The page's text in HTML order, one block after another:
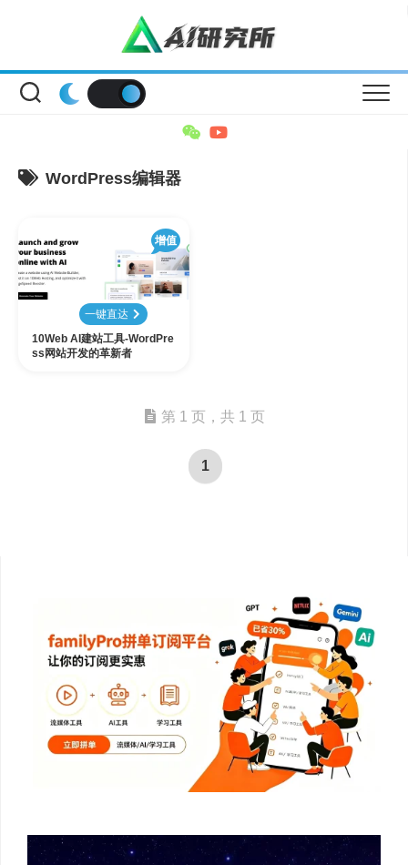
WordPress编辑器
增值
一键直达
10Web AI建站工具-WordPre
ss网站开发的革新者
第 1 页，共 1 页
1